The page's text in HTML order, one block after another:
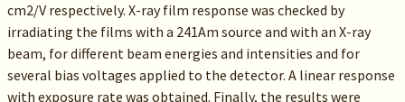
cm2/V respectively. X-ray film response was checked by
irradiating the films with a 241Am source and with an X-ray
beam, for different beam energies and intensities and for
several bias voltages applied to the detector. A linear response
with exposure rate was obtained. Finally, the results were